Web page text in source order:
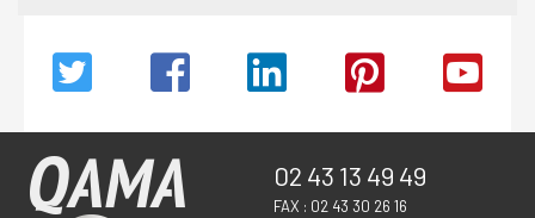
02 43 13 49 49
FAX : 02 43 30 26 16